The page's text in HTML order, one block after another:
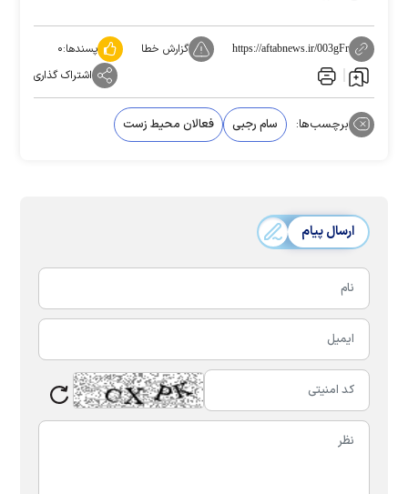
https://aftabnews.ir/003gFr گزارش خطا پسندها:۰
اشتراک گذاری
برچسب‌ها: سام رجبی فعالان محیط زست
ارسال پیام